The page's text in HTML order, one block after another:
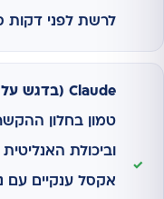
לרשת לפני דקות
Claude (בדגש על Opus או 3.5 Sonnet):
וביכולת